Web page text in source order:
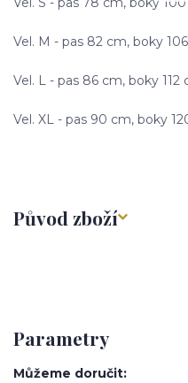
Vel. M - pas 82 cm, boky
Vel. L - pas 86 cm, boky
Vel. XL - pas 90 cm, boky
Původ zboží
Parametry
Můžeme doručit